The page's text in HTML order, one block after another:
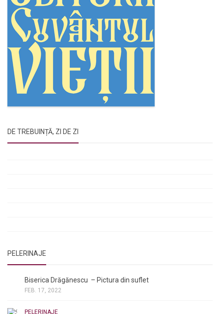
DE TREBUINȚĂ, ZI DE ZI
PELERINAJE
Biserica Drăgănescu – Pictura din suflet
FEB. 17, 2022
PELERINAJE